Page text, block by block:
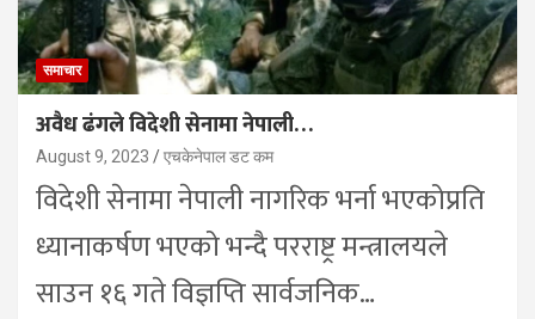
समाचार
अवैध ढंगले विदेशी सेनामा नेपाली…
August 9, 2023 एचकेनेपाल डट कम
विदेशी सेनामा नेपाली नागरिक भर्ना भएकोप्रति
ध्यानाकर्षण भएको भन्दै परराष्ट्र मन्त्रालयले
साउन १६ गते विज्ञप्ति सार्वजनिक…